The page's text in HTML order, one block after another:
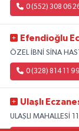
0 (552) 308 06
Efendioğlu
ÖZEL İBNİ SİNA
0 (328) 814 11 99
Ulaşlı
ULAŞLI MAHALLESİ